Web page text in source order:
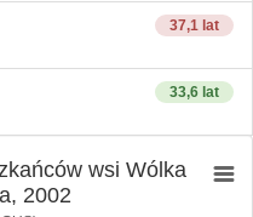
37,1 lat
33,6 lat
wsi Wólka
2002